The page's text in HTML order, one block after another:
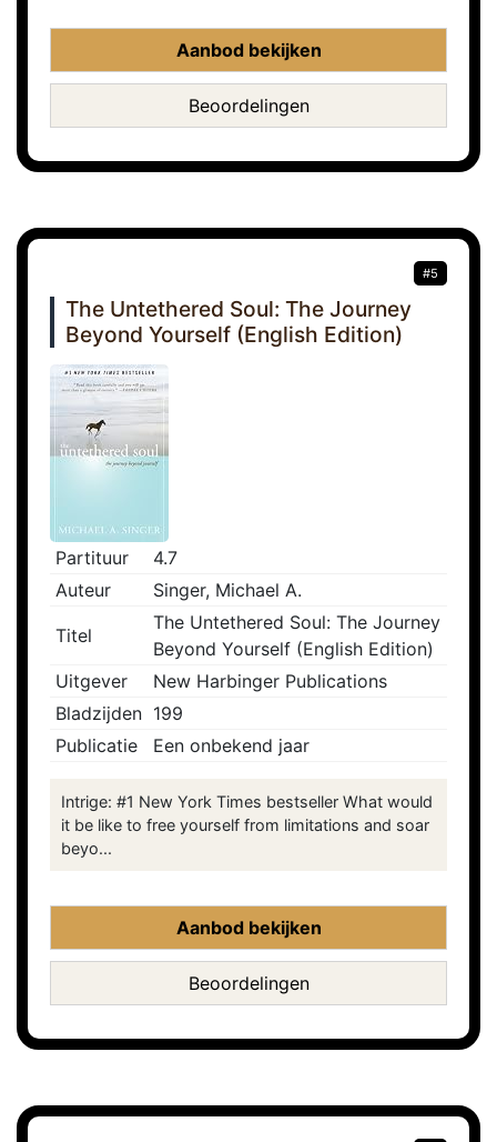
Aanbod bekijken
Beoordelingen
#5
The Untethered Soul: The Journey
Beyond Yourself (English Edition)
Partituur
4.7
Auteur
Singer, Michael A.
Titel
The Untethered Soul: The Journey
Beyond Yourself (English Edition)
Uitgever
New Harbinger Publications
Bladzijden 199
Publicatie
Een onbekend jaar
Intrige: #1 New York Times bestseller What would
it be like to free yourself from limitations and soar
beyo...
Aanbod bekijken
Beoordelingen